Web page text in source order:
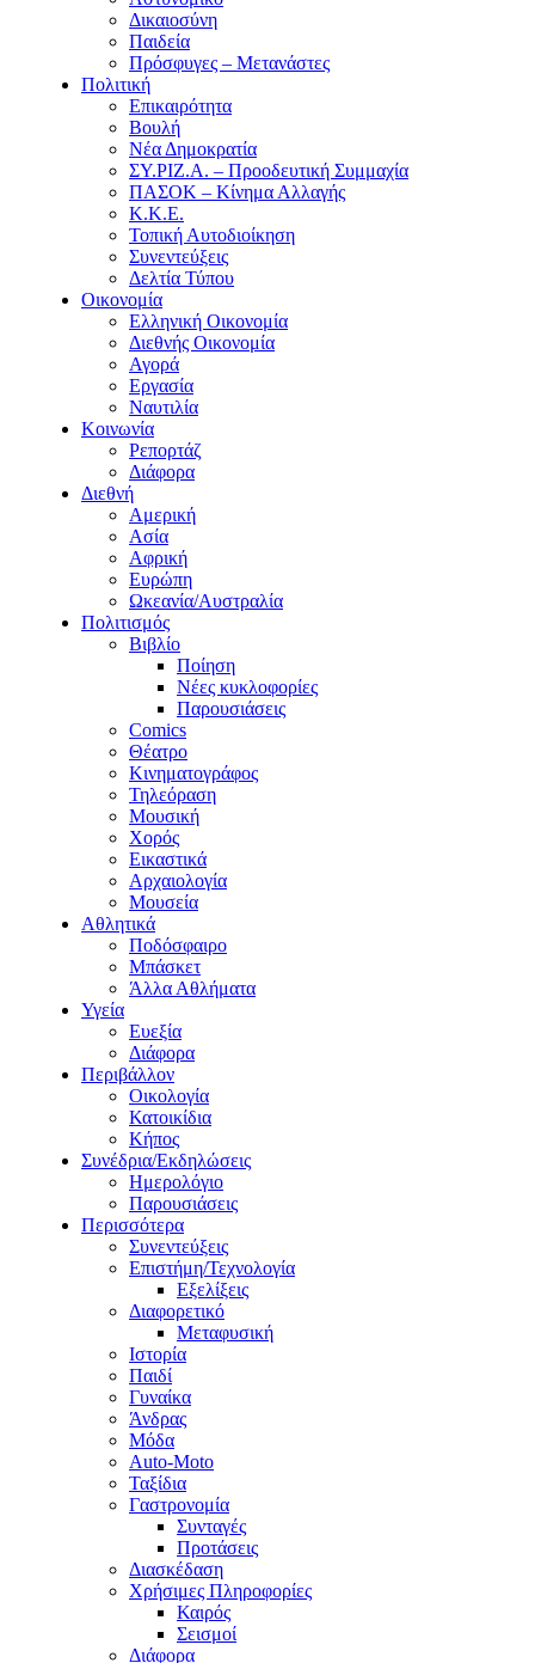
Δικαιοσύνη
Παιδεία
Πρόσφυγες – Μετανάστες
Πολιτική
Επικαιρότητα
Βουλή
Νέα Δημοκρατία
ΣΥ.ΡΙΖ.Α. – Προοδευτική Συμμαχία
ΠΑΣΟΚ – Κίνημα Αλλαγής
Κ.Κ.Ε.
Τοπική Αυτοδιοίκηση
Συνεντεύξεις
Δελτία Τύπου
Οικονομία
Ελληνική Οικονομία
Διεθνής Οικονομία
Αγορά
Εργασία
Ναυτιλία
Κοινωνία
Ρεπορτάζ
Διάφορα
Διεθνή
Αμερική
Ασία
Αφρική
Ευρώπη
Ωκεανία/Αυστραλία
Πολιτισμός
Βιβλίο
Ποίηση
Νέες κυκλοφορίες
Παρουσιάσεις
Comics
Θέατρο
Κινηματογράφος
Τηλεόραση
Μουσική
Χορός
Εικαστικά
Αρχαιολογία
Μουσεία
Αθλητικά
Ποδόσφαιρο
Μπάσκετ
Άλλα Αθλήματα
Υγεία
Ευεξία
Διάφορα
Περιβάλλον
Οικολογία
Κατοικίδια
Κήπος
Συνέδρια/Εκδηλώσεις
Ημερολόγιο
Παρουσιάσεις
Περισσότερα
Συνεντεύξεις
Επιστήμη/Τεχνολογία
Εξελίξεις
Διαφορετικό
Μεταφυσική
Ιστορία
Παιδί
Γυναίκα
Άνδρας
Μόδα
Auto-Moto
Ταξίδια
Γαστρονομία
Συνταγές
Προτάσεις
Διασκέδαση
Χρήσιμες Πληροφορίες
Καιρός
Σεισμοί
Διάφορα